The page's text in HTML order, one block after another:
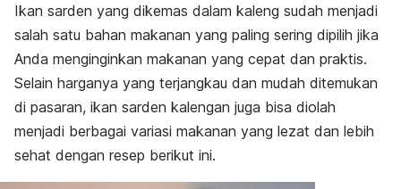
Ikan sarden yang dikemas dalam kaleng sudah menjadi
salah satu bahan makanan yang paling sering dipilih jika
Anda menginginkan makanan yang cepat dan praktis.
Selain harganya yang terjangkau dan mudah ditemukan
di pasaran, ikan sarden kalengan juga bisa diolah
menjadi berbagai variasi makanan yang lezat dan lebih
sehat dengan resep berikut ini.